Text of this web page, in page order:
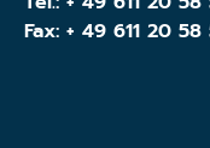
Fax: + 49 611 20